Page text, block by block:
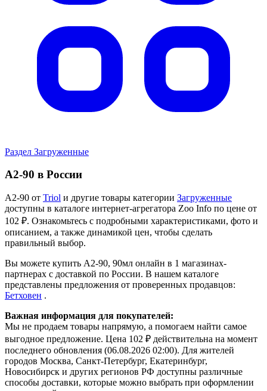
Раздел Загруженные
A2-90 в России
A2-90 от Triol и другие товары категории Загруженные
доступны в каталоге интернет-агрегатора Zoo Info по цене от
102 ₽. Ознакомьтесь с подробными характеристиками, фото и
описанием, а также динамикой цен, чтобы сделать
правильный выбор.
Вы можете купить A2-90, 90мл онлайн в 1 магазинах-
партнерах с доставкой по России. В нашем каталоге
представлены предложения от проверенных продавцов:
Бетховен .
Важная информация для покупателей:
Мы не продаем товары напрямую, а помогаем найти самое
выгодное предложение. Цена 102 ₽ действительна на момент
последнего обновления (06.08.2026 02:00). Для жителей
городов Москва, Санкт-Петербург, Екатеринбург,
Новосибирск и других регионов РФ доступны различные
способы доставки, которые можно выбрать при оформлении